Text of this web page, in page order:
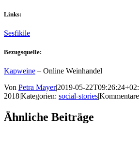
Links:
Sesfikile
Bezugsquelle:
Kapweine – Online Weinhandel
Von Petra Mayer|2019-05-
2018|Kategorien: social-stories|
Ähnliche Beiträge